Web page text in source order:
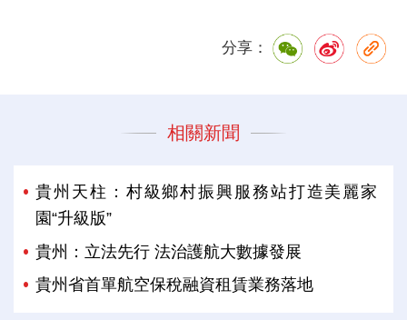
分享：
相關新聞
貴州天柱：村級鄉村振興服務站打造美麗家
園“升級版”
貴州：立法先行 法治護航大數據發展
貴州省首單航空保稅融資租賃業務落地